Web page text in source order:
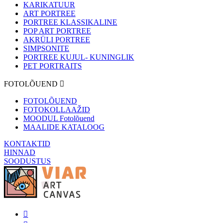
KARIKATUUR
ART PORTREE
PORTREE KLASSIKALINE
POP ART PORTREE
AKRÜLI PORTREE
SIMPSONITE
PORTREE KUJUL- KUNINGLIK
PET PORTRAITS
FOTOLÕUEND
FOTOLÕUEND
FOTOKOLLAAŽID
MOODUL Fotolõuend
MAALIDE KATALOOG
KONTAKTID
HINNAD
SOODUSTUS